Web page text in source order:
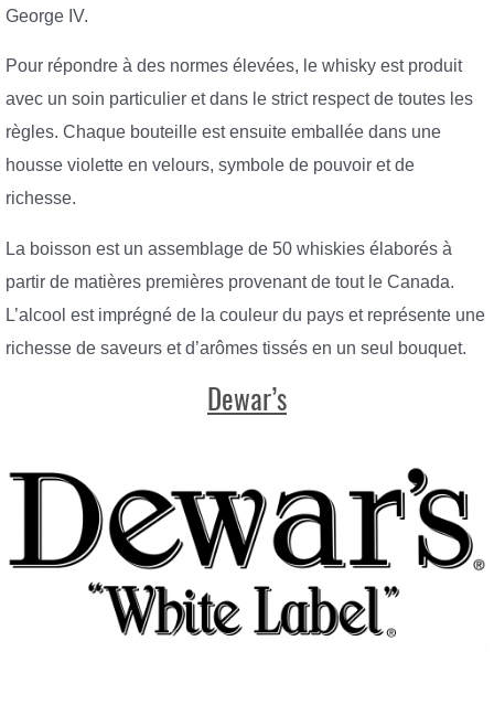
George IV.
Pour répondre à des normes élevées, le whisky est produit
avec un soin particulier et dans le strict respect de toutes les
règles. Chaque bouteille est ensuite emballée dans une
housse violette en velours, symbole de pouvoir et de
richesse.
La boisson est un assemblage de 50 whiskies élaborés à
partir de matières premières provenant de tout le Canada.
L’alcool est imprégné de la couleur du pays et représente une
richesse de saveurs et d’arômes tissés en un seul bouquet.
Dewar’s